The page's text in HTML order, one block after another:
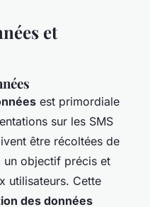
et
est primordiale
sur les SMS
être récoltées de
un objectif précis et
utilisateurs. Cette
des données